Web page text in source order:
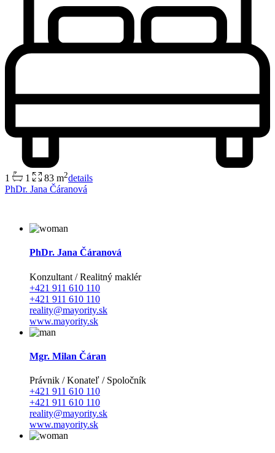
1 1 83 m2details
PhDr. Jana Čáranová
PhDr. Jana Čáranová
Konzultant / Realitný maklér
+421 911 610 110
+421 911 610 110
reality@mayority.sk
www.mayority.sk
Mgr. Milan Čáran
Právnik / Konateľ / Spoločník
+421 911 610 110
+421 911 610 110
reality@mayority.sk
www.mayority.sk